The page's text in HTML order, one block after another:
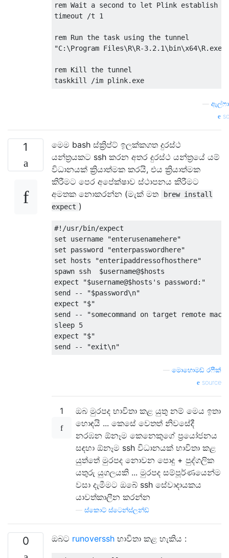
rem Wait a second to let Plink establish
timeout
/t 1
rem Run
"C:\Program Files\R\R-3.2.1\bin\x64\R.exe"
rem Kill
the tunnel
taskkill
/im plink. exe
1
මෙම bash ස්ක්‍රිප්ට් ඉලක්කගත දුරස්ථ
යන්ත්‍රයකට ssh කරන අතර දුරස්ථ යන්ත්‍රයේ යම්
විධානයක් ක්‍රියාත්මක කරයි, එය ක්‍රියාත්මක
කිරීමට පෙර අපේක්ෂාව ස්ථාපනය කිරීමට
අමතක නොකරන්න (මැක් මත
brew install
expect )
#!/usr/bin/expect
set username
"enterusenamehere"
set password
"enterpasswordhere"
set hosts
"enteripaddressofhosthere"
spawn ssh  $username@$hosts
expect
"$username@$hosts's password:"
send
--
"$password\n"
expect
"$"
send
--
"somecommand on target remote
sleep 5
expect
"$"
send
-- "exit\n"
මොහොමඩ් රෆීක්
source
1
ඔබ මුරපද භාවිතා කළ යුතු නම් මෙය ඉතා
හොඳයි ... කෙසේ වෙතත් නිවසේදී
නරඹන ඕනෑම කෙනෙකුගේ ප්‍රයෝජනය
සඳහා ඕනෑම ssh විධානයක් භාවිතා කළ
යුත්තේ මුරපද නොවන පොදු + පුද්ගලික
යතුරු යුගලයකි ... මුරපද සම්පූර්ණයෙන්ම
වසා දැමීමට ඔබේ ssh සේවාදායකය
යාවත්කාලීන කරන්න
ස්කොට් ස්ටෙන්ස්ලන්ඩ්
0 ඔබට runoverssh භාවිතා කළ හැකිය :